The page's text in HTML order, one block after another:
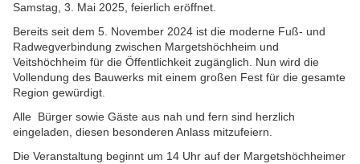
Samstag, 3. Mai 2025, feierlich eröffnet.
Bereits seit dem 5. November 2024 ist die moderne Fuß- und
Radwegverbindung zwischen Margetshöchheim und
Veitshöchheim für die Öffentlichkeit zugänglich. Nun wird die
Vollendung des Bauwerks mit einem großen Fest für die gesamte
Region gewürdigt.
Alle Bürger sowie Gäste aus nah und fern sind herzlich
eingeladen, diesen besonderen Anlass mitzufeiern.
Die Veranstaltung beginnt um 14 Uhr auf der Margetshöchheimer